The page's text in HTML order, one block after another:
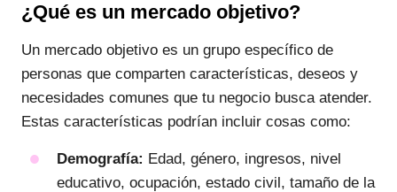
¿Qué es un mercado objetivo?
Un mercado objetivo es un grupo específico de
personas que comparten características, deseos y
necesidades comunes que tu negocio busca atender.
Estas características podrían incluir cosas como:
Demografía: Edad, género, ingresos, nivel
educativo, ocupación, estado civil, tamaño de la